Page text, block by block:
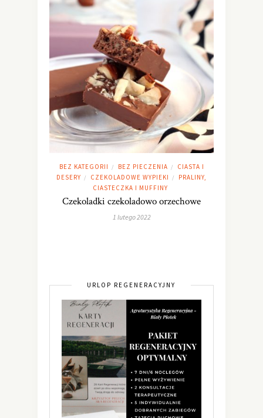
BEZ KATEGORII / BEZ PIECZENIA /
CIASTA I
DESERY / CZEKOLADOWE WYPIEKI /
PRALINY,
CIASTECZKA I MUFFINY
Czekoladki czekoladowo orzechowe
1 lutego 2022
URLOP REGENERACYJNY